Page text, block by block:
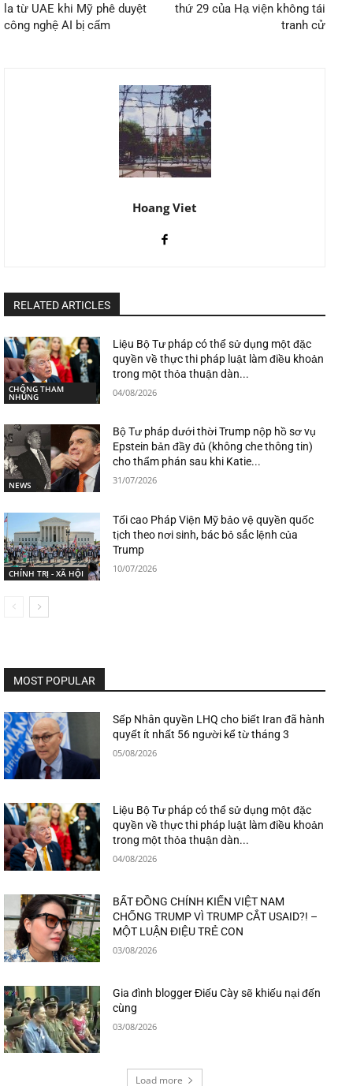
la từ UAE khi Mỹ phê duyệt
công nghệ AI bị cấm
thứ 29 của Hạ viện không tái
tranh cử
Hoang Viet
RELATED ARTICLES
CHỐNG THAM
NHŨNG
Liệu Bộ Tư pháp có thể sử dụng một đặc
quyền về thực thi pháp luật làm điều khoản
trong một thỏa thuận dàn...
04/08/2026
NEWS
Bộ Tư pháp dưới thời Trump nộp hồ sơ vụ
Epstein bản đầy đủ (không che thông tin)
cho thẩm phán sau khi Katie...
31/07/2026
CHÍNH TRỊ - XÃ HỘI
Tối cao Pháp Viện Mỹ bảo vệ quyền quốc
tịch theo nơi sinh, bác bỏ sắc lệnh của
Trump
10/07/2026
MOST POPULAR
Sếp Nhân quyền LHQ cho biết Iran đã hành
quyết ít nhất 56 người kể từ tháng 3
05/08/2026
Liệu Bộ Tư pháp có thể sử dụng một đặc
quyền về thực thi pháp luật làm điều khoản
trong một thỏa thuận dàn...
04/08/2026
BẤT ĐỒNG CHÍNH KIẾN VIỆT NAM
CHỐNG TRUMP VÌ TRUMP CẮT USAID?! –
MỘT LUẬN ĐIỆU TRẺ CON
03/08/2026
Gia đình blogger Điếu Cày sẽ khiếu nại đến
cùng
03/08/2026
Load more